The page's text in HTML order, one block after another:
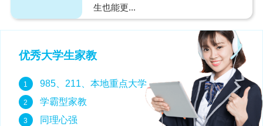
生也能更...
优秀大学生家教
1 985、211、本地重点大学
2 学霸型家教
3 同理心强